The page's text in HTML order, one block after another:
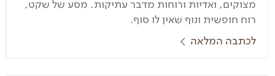
מצוקים, ואדיות ורוחות מדבר עתיקות. מסע של שקט,
רוח חופשית ונוף שאין לו סוף.
לכתבה המלאה